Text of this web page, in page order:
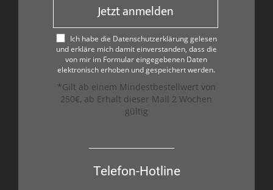
Jetzt anmelden
Ich habe die Datenschutzerklärung gelesen
und erkläre mich damit einverstanden, dass die
von mir im Formular eingegebenen Daten
elektronisch erhoben und gespeichert werden.
*Gilt ab einem Mindestbestellwert von
250€, ab Erhalt dieser Mail 2 Wochen
gültig
Telefon-Hotline